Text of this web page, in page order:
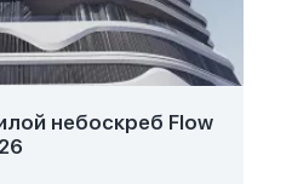
небоскреб Flow